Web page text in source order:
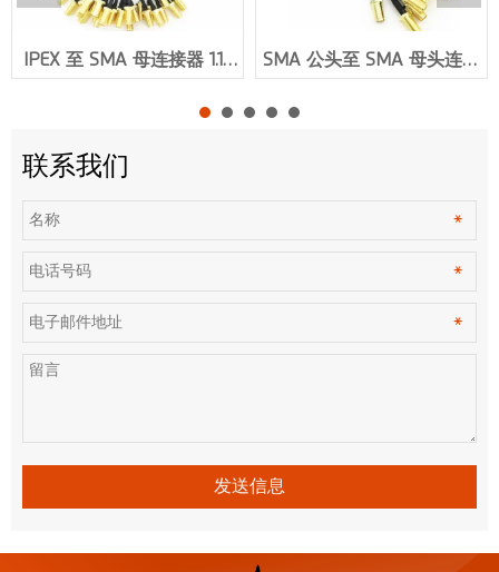
IPEX 至 SMA 母连接器 1.13
或 0.81 或 1.37 RF 同轴电缆
SMA 公头至 SMA 母头连接
器 RG316 RF 电缆组件
联系我们
发送信息